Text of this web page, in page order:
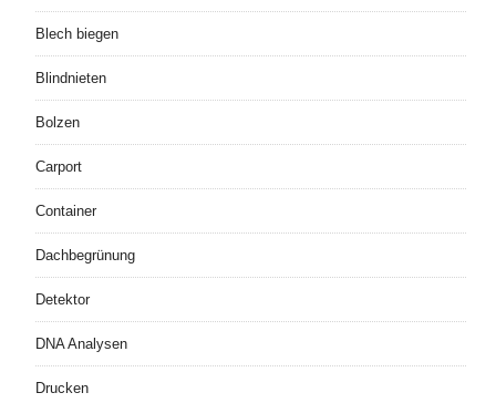
Blech biegen
Blindnieten
Bolzen
Carport
Container
Dachbegrünung
Detektor
DNA Analysen
Drucken